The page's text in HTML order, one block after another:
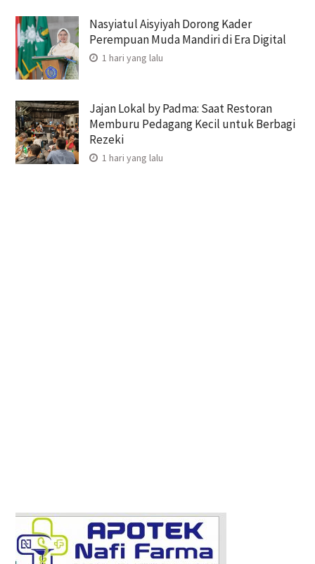
Nasyiatul Aisyiyah Dorong Kader
Perempuan Muda Mandiri di Era Digital
1 hari yang lalu
Jajan Lokal by Padma: Saat Restoran
Memburu Pedagang Kecil untuk Berbagi
Rezeki
1 hari yang lalu